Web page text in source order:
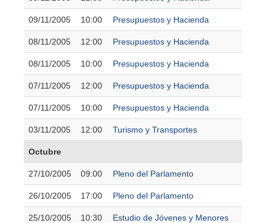
09/11/2005 10:00 Presupuestos y Hacienda
08/11/2005 12:00 Presupuestos y Hacienda
08/11/2005 10:00 Presupuestos y Hacienda
07/11/2005 12:00 Presupuestos y Hacienda
07/11/2005 10:00 Presupuestos y Hacienda
03/11/2005 12:00 Turismo y Transportes
Octubre
27/10/2005 09:00 Pleno del Parlamento
26/10/2005 17:00 Pleno del Parlamento
25/10/2005 10:30
Estudio de Jóvenes y Menores